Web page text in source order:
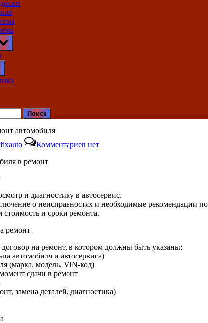
sub-
автомобиля
Комментариевзаписи
ремонт
автомобиля
нет
в ремонт
и диагностику в автосервис.
о неисправностях и необходимые рекомендации
стоимость и сроки ремонта.
ремонт
договор на ремонт, в котором должны быть указаны:
автомобиля и автосервиса)
(марка, модель, VIN-код)
сдачи в ремонт
замена деталей, диагностика)